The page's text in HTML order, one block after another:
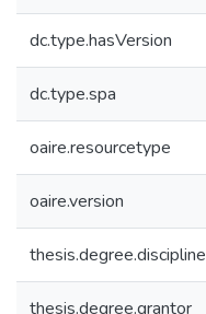
dc.type.hasVersion
dc.type.spa
oaire.resourcetype
oaire.version
thesis.degree.discipline
thesis.degree.grantor